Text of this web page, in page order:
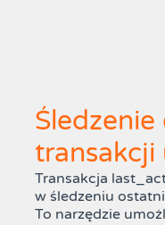
transakcji
Transakcja
w śledzeniu
To narzędzie